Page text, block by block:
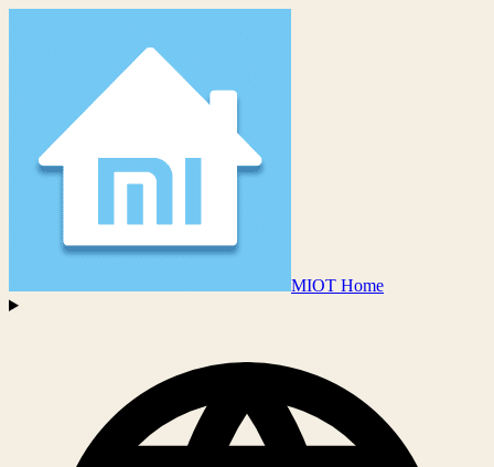
MIOT Home